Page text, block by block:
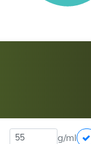
g/ml